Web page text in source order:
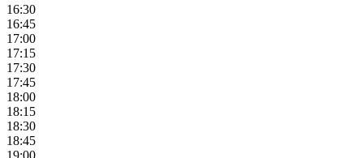
16:30
16:45
17:00
17:15
17:30
17:45
18:00
18:15
18:30
18:45